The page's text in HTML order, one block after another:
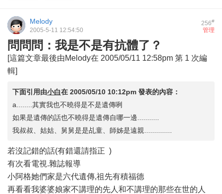
256#
Melody
管理
2005-5-11 12:54:50
問問問：我是不是有抗體了？
[這篇文章最後由Melody在 2005/05/11 12:58pm 第 1 次編
輯]
下面引用由小白在 2005/05/10 10:12pm 發表的內容：
a........其實我也不曉得是不是遺傳咧
如果是遺傳的話也不曉得是遺傳自哪一邊...........
我叔叔、姑姑、舅舅是是乩童、師姊是遠親..............
若沒記錯的話(有錯還請指正 )
有次看電視.雜誌報導
小阿格她們家是六代遺傳,祖先有積福德
再看看我婆婆娘家不講理的先人和不講理的那些在世的人